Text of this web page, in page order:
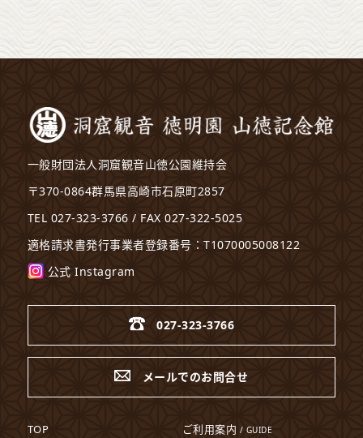
一般財団法人洞窟観音山徳公園維持会
〒370-0864群馬県高崎市石原町2857
TEL 027-323-3766 / FAX 027-322-5025
適格請求書発行事業者登録番号：T1070005008122
公式 Instagram
027-323-3766
メールでのお問合せ
TOP ご利用案内 / GUIDE